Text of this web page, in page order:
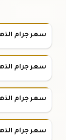
سعر جرام الذهب
سعر جرام الذهب
سعر جرام الذهب
سعر جرام الذهب